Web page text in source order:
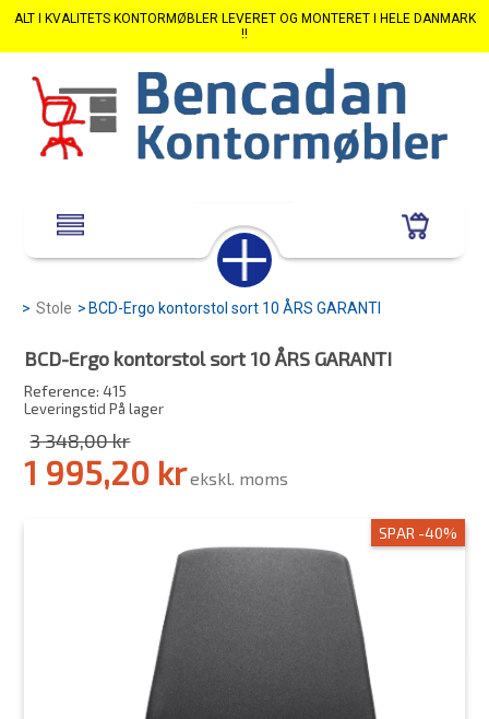
ALT I KVALITETS KONTORMØBLER LEVERET OG MONTERET I HELE DANMARK
!!
> Stole > BCD-Ergo kontorstol sort 10 ÅRS GARANTI
BCD-Ergo kontorstol sort 10 ÅRS GARANTI
Reference: 415
Leveringstid På lager
3 348,00 kr
1 995,20 krekskl. moms
SPAR -40%